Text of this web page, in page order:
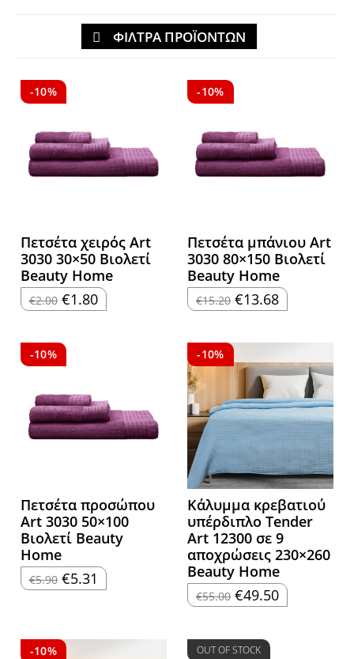
ΦΙΛΤΡΑ ΠΡΟΪΟΝΤΩΝ
-10%
Πετσέτα χειρός Art
3030 30×50 Βιολετί
Beauty Home
€2.00 Original
price
€1.80Η
τρέχουσα
-10%
Πετσέτα μπάνιου Art
3030 80×150 Βιολετί
Beauty Home
€15.20 Original
price
€13.68 Η
τρέχουσα
€13.68.
-10%
Πετσέτα προσώπου
Art 3030 50×100
Βιολετί Beauty
Home
€5.90 Original
price
€5.31 Η
τρέχουσα
-10%
Κάλυμμα κρεβατιού
υπέρδιπλο Tender
Art 12300 σε 9
αποχρώσεις 230×260
Beauty Home
€55.00 Original
price
€49.50Η
τρέχουσα
-10%
OUT OF STOCK